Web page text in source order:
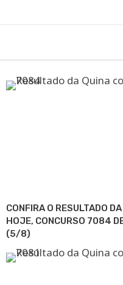
CONFIRA O RESULTADO
HOJE, CONCURSO 7084
(5/8)